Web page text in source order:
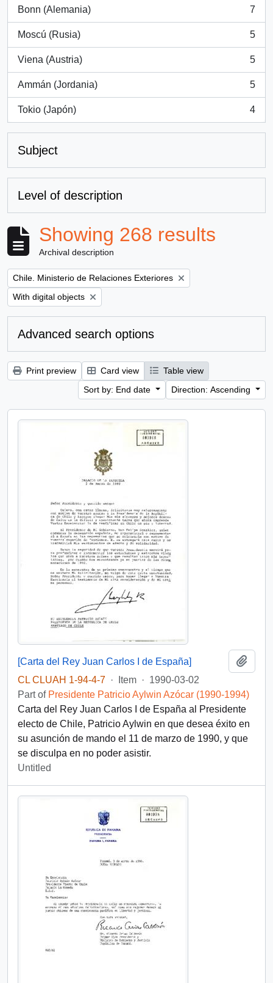
Bonn (Alemania)
, 7 results
7
Moscú (Rusia)
, 5 results
5
Viena (Austria)
, 5 results
5
Ammán (Jordania)
, 5 results
5
Tokio (Japón)
, 4 results
4
Subject
Level of description
Showing 268 results
Archival description
Remove filter:
Chile. Ministerio de Relaciones Exteriores
Remove filter:
With digital objects
Advanced search options
Print preview Card view
Table view
Sort by: End date
Direction: Ascending
[Carta del Rey Juan Carlos I de España]
CL CLUAH 1-94-4-7 · Item · 1990-03-02
Part of Presidente Patricio Aylwin Azócar (1990-1994)
Carta del Rey Juan Carlos I de España al Presidente
electo de Chile, Patricio Aylwin en que desea éxito en
su asunción de mando el 11 de marzo de 1990, y que
se disculpa en no poder asistir.
Untitled